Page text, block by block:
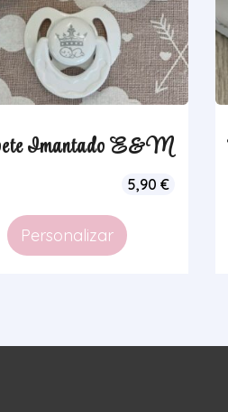
Imantado E&M
5,90 €
Personalizar